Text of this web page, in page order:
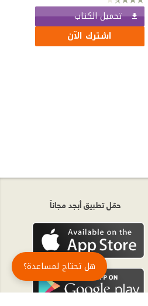
تحميل الكتاب
اشترك الآن
حمّل تطبيق أبجد مجاناً
هل تحتاج لمساعدة؟